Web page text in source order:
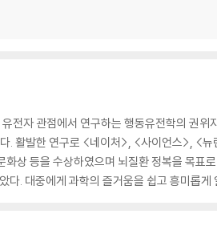
전자 관점에서 연구하는 행동유전학의 권
. 활발한 연구로 <네이처>, <사이언스>, <
화상 등을 수상하였으며 뇌질환 정복을 목
다. 대중에게 과학의 즐거움을 쉽고 흥미롭